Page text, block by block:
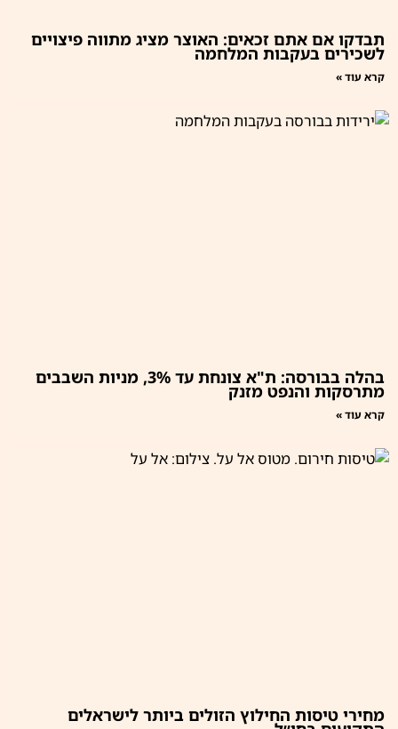
תבדקו אם אתם זכאים: האוצר מציג מתווה פיצויים
לשכירים בעקבות המלחמה
קרא עוד »
בהלה בבורסה: ת"א צונחת עד 3%, מניות השבבים
מתרסקות והנפט מזנק
קרא עוד »
מחירי טיסות החילוץ הזולים ביותר לישראלים